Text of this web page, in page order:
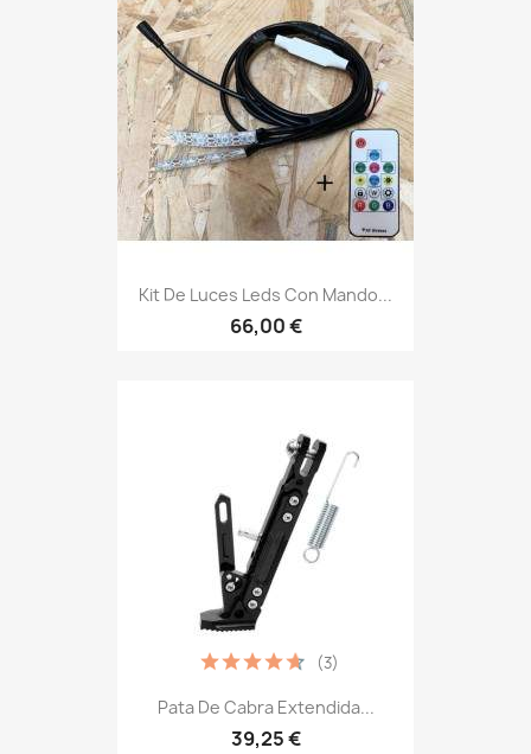
Kit De Luces Leds Con Mando...
66,00 €
Pata De Cabra Extendida...
39,25 €
(3)